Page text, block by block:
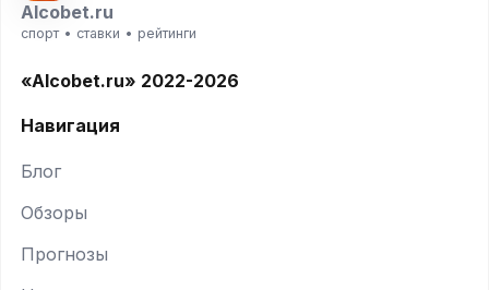
Alcobet.ru
спорт • ставки • рейтинги
«Alcobet.ru» 2022-2026
Навигация
Блог
Обзоры
Прогнозы